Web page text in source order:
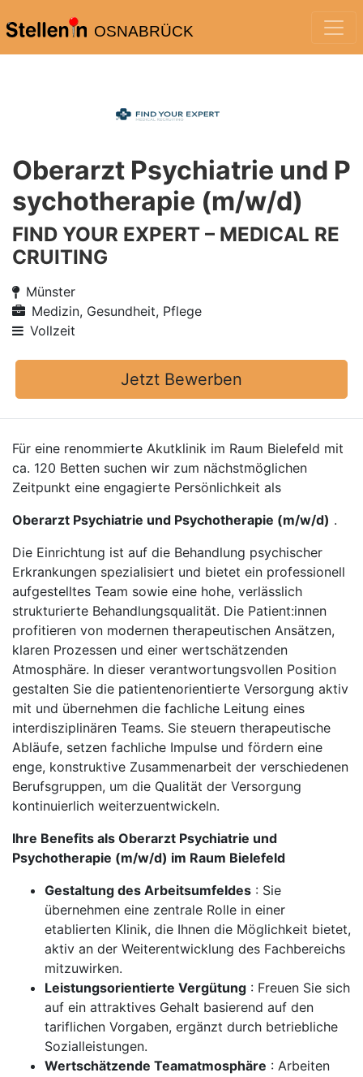
OSNABRÜCK
Oberarzt Psychiatrie und P
sychotherapie (m/w/d)
FIND YOUR EXPERT – MEDICAL RE
CRUITING
Münster
Medizin, Gesundheit, Pflege
Vollzeit
Jetzt Bewerben
Für eine renommierte Akutklinik im Raum Bielefeld mit
ca. 120 Betten suchen wir zum nächstmöglichen
Zeitpunkt eine engagierte Persönlichkeit als
Oberarzt Psychiatrie und Psychotherapie (m/w/d) .
Die Einrichtung ist auf die Behandlung psychischer
Erkrankungen spezialisiert und bietet ein professionell
aufgestelltes Team sowie eine hohe, verlässlich
strukturierte Behandlungsqualität. Die Patient:innen
profitieren von modernen therapeutischen Ansätzen,
klaren Prozessen und einer wertschätzenden
Atmosphäre. In dieser verantwortungsvollen Position
gestalten Sie die patientenorientierte Versorgung aktiv
mit und übernehmen die fachliche Leitung eines
interdisziplinären Teams. Sie steuern therapeutische
Abläufe, setzen fachliche Impulse und fördern eine
enge, konstruktive Zusammenarbeit der verschiedenen
Berufsgruppen, um die Qualität der Versorgung
kontinuierlich weiterzuentwickeln.
Ihre Benefits als Oberarzt Psychiatrie und
Psychotherapie (m/w/d) im Raum Bielefeld
Gestaltung des Arbeitsumfeldes : Sie
übernehmen eine zentrale Rolle in einer
etablierten Klinik, die Ihnen die Möglichkeit bietet,
aktiv an der Weiterentwicklung des Fachbereichs
mitzuwirken.
Leistungsorientierte Vergütung : Freuen Sie sich
auf ein attraktives Gehalt basierend auf den
tariflichen Vorgaben, ergänzt durch betriebliche
Sozialleistungen.
Wertschätzende Teamatmosphäre : Arbeiten